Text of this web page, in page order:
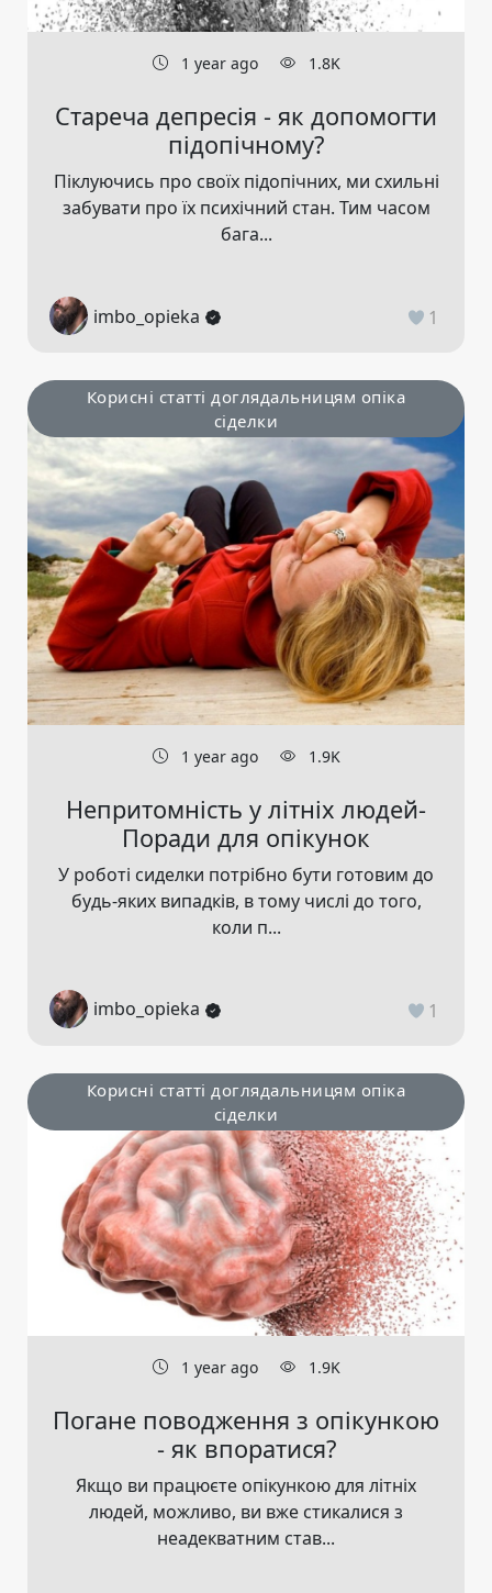
1 year ago 1.8K
Стареча депресія - як допомогти
підопічному?
Піклуючись про своїх підопічних, ми схильні
забувати про їх психічний стан. Тим часом
бага...
imbo_opieka 1
Корисні статті доглядальницям опіка
сіделки
1 year ago 1.9K
Непритомність у літніх людей-
Поради для опікунок
У роботі сиделки потрібно бути готовим до
будь-яких випадків, в тому числі до того,
коли п...
imbo_opieka 1
Корисні статті доглядальницям опіка
сіделки
1 year ago 1.9K
Погане поводження з опікункою
- як впоратися?
Якщо ви працюєте опікункою для літніх
людей, можливо, ви вже стикалися з
неадекватним став...